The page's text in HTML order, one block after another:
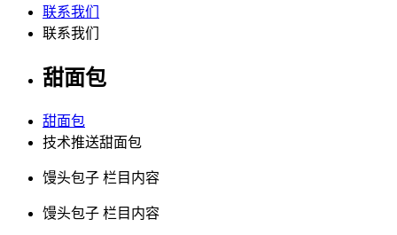
联系我们
联系我们
甜面包
甜面包
技术推送甜面包
馒头包子 栏目内容
馒头包子 栏目内容